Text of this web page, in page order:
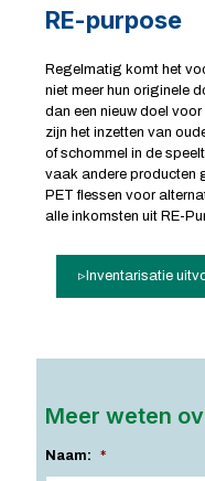
RE-purpose
Regelmatig komt het
niet meer hun originele
dan een nieuw doel
zijn het inzetten van
of schommel in de
vaak andere producten
PET flessen voor
alle inkomsten uit RE-
Inventarisatie
Meer weten
Naam: *